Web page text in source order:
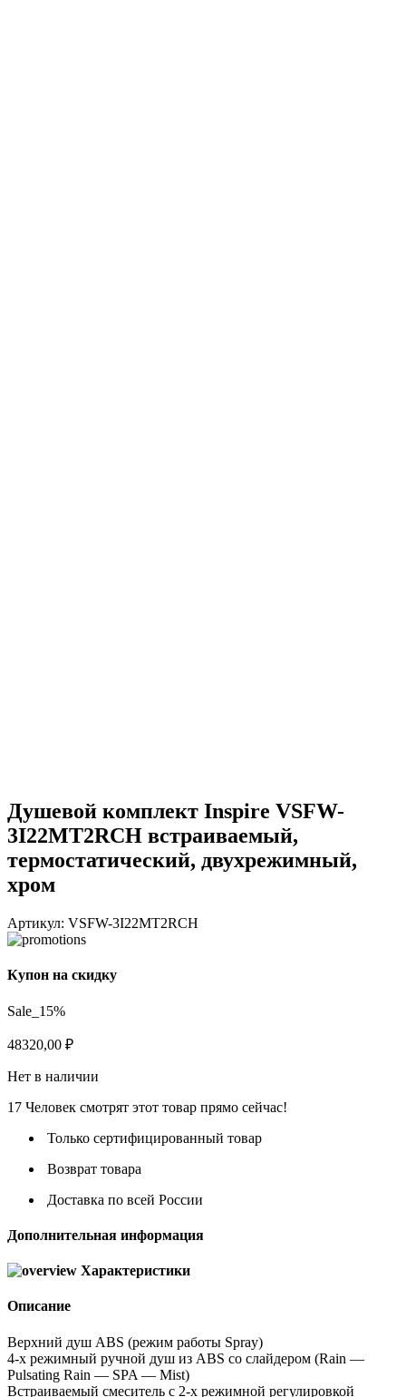
Душевой комплект Inspire VSFW-
3I22MT2RCH встраиваемый,
термостатический, двухрежимный,
хром
Артикул: VSFW-3I22MT2RCH
Купон на скидку
Sale_15%
48320,00 ₽
Нет в наличии
17 Человек смотрят этот товар прямо сейчас!
Только сертифицированный товар
Возврат товара
Доставка по всей России
Дополнительная информация
Характеристики
Описание
Верхний душ ABS (режим работы Spray)
4-х режимный ручной душ из ABS cо слайдером (Rain —
Pulsating Rain — SPA — Mist)
Встраиваемый смеситель c 2-х режимной регулировкой